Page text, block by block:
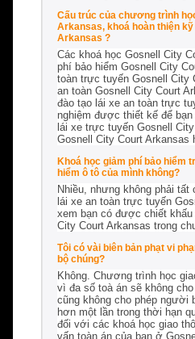
Cấu trúc của chương trình
Arkansas, khoá hoàn thiện
Arkansas ?
Các khoá học Gosnell City
phí bảo hiểm Gosnell City
toàn trực tuyến Gosnell City
an toàn Gosnell City Court
đào tạo lái xe an toàn trực
nghiệm được thiết kế để
lái xe trực tuyến Gosnell
Gosnell City Court
Khoá học giảm phí bảo hiểm
hiểm ô tô của mình không?
Nhiều, nhưng không phải
lái xe an toàn trực tuyến
xem bạn có được chiết khấu
City Court Arkansas trong
Tôi có vài biên bản phạt vi
bộ chúng?
Không. Chương trình học
vì đa số toà án sẽ không
cũng không cho phép người
hơn một lần trong thời hạn
đối với các khoá học giao
vấn toàn án của bạn ở